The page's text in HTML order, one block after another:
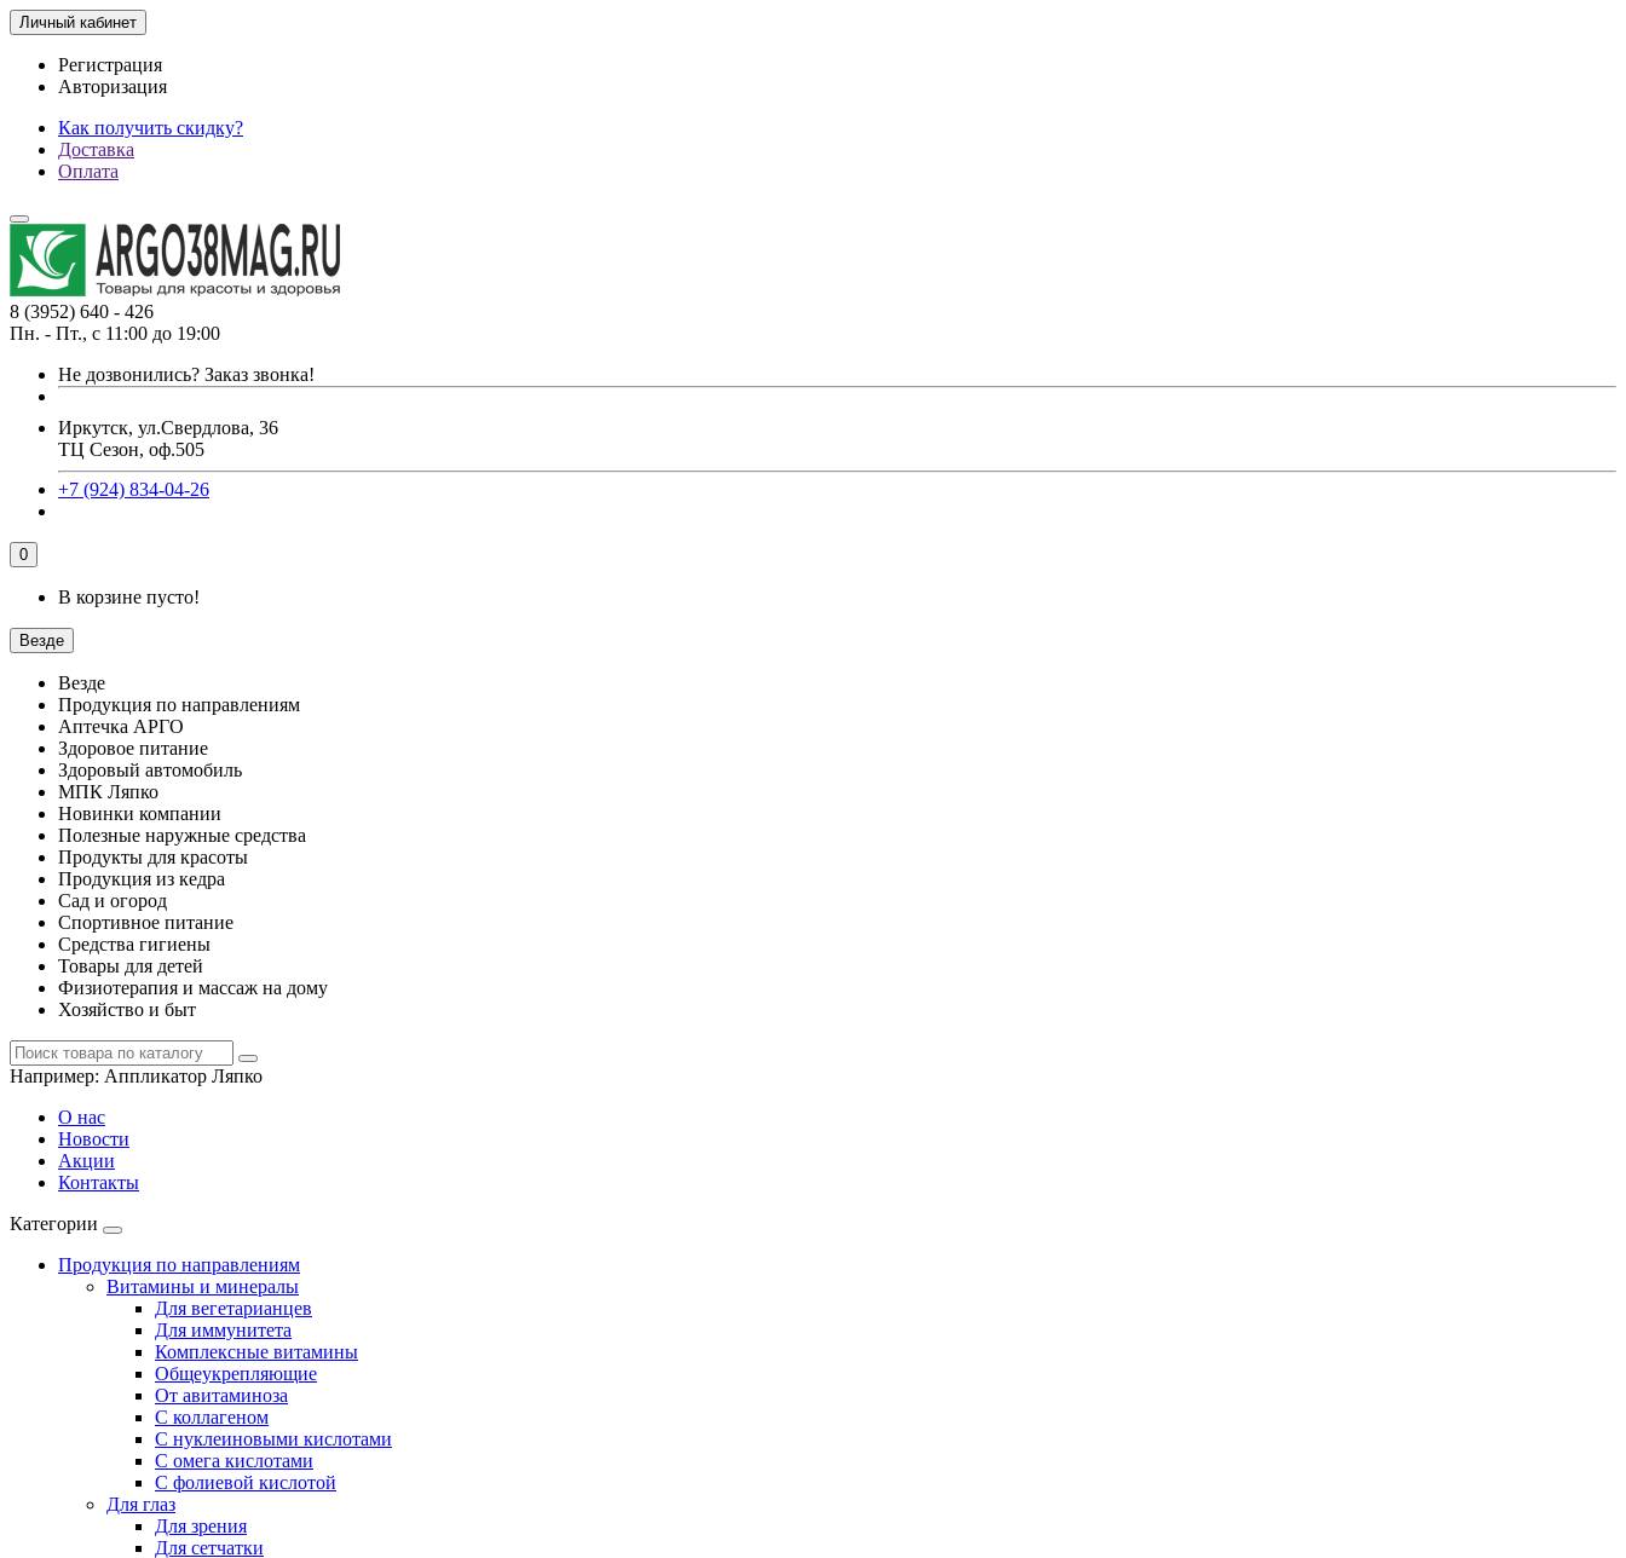
Личный кабинет
Регистрация
Авторизация
Как получить скидку?
Доставка
Оплата
8 (3952) 640 - 426
Пн. - Пт., с 11:00 до 19:00
Не дозвонились? Заказ звонка!
Иркутск, ул.Свердлова, 36
ТЦ Сезон, оф.505
+7 (924) 834-04-26
0
В корзине пусто!
Везде
Везде
Продукция по направлениям
Аптечка АРГО
Здоровое питание
Здоровый автомобиль
МПК Ляпко
Новинки компании
Полезные наружные средства
Продукты для красоты
Продукция из кедра
Сад и огород
Спортивное питание
Средства гигиены
Товары для детей
Физиотерапия и массаж на дому
Хозяйство и быт
Например: Аппликатор Ляпко
О нас
Новости
Акции
Контакты
Категории
Продукция по направлениям
Витамины и минералы
Для вегетарианцев
Для иммунитета
Комплексные витамины
Общеукрепляющие
От авитаминоза
С коллагеном
С нуклеиновыми кислотами
С омега кислотами
С фолиевой кислотой
Для глаз
Для зрения
Для сетчатки